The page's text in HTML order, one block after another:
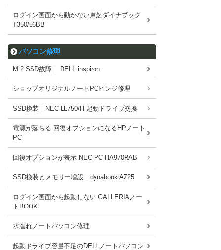
ログイン画面から動かない東芝ダイナブック
T350/56BB
パソコン修理
M.2 SSD故障｜ DELL inspiron
ショップオリジナルノートPCヒンジ修理
SSD換装｜NEC LL750/H 起動ドライブ交換
電源が落ちる 回復オプションになるHPノート
PC
回復オプションが表示 NEC PC-HA970RAB
SSD換装とメモリー増設｜dynabook AZ25
ログイン画面から起動しない GALLERIAノー
トBOOK
水濡れノートパソコン修理
起動ドライブ容量不足のDELLノートパソコン